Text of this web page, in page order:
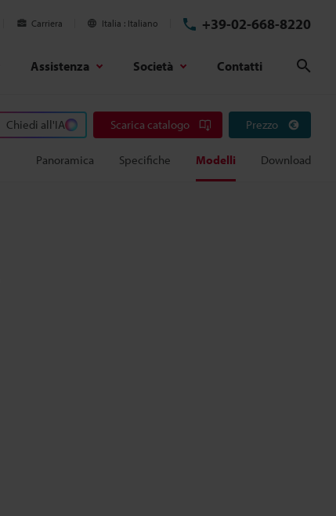
Carriera Italia Italiano +39-02-668-8220
Assistenza Società Contatti
Chiedi all'IA Scarica catalogo Prezzo
Panoramica Specifiche Modelli Download